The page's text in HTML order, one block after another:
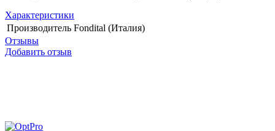
Характеристики
Производитель Fondital (Италия)
Отзывы
Добавить отзыв